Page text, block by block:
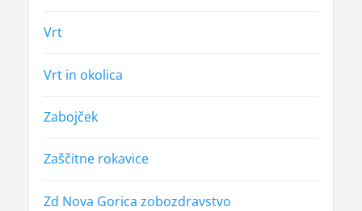
Vrt
Vrt in okolica
Zabojček
Zaščitne rokavice
Zd Nova Gorica zobozdravstvo